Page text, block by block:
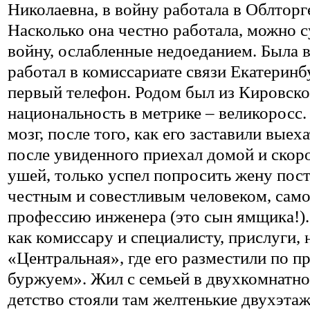
Николаевна, в войну работала в
Насколько она честно работала, можно
войну, ослабленные недоеданием.
работал в комиссариате связи
первый телефон. Родом был из
национальность в метрике –
мозг, после того, как его заставили
после увиденного приехал домой и
ушей, только успел попросить жену
честным и совестливым человеком,
профессию инженера (это сын
как комиссару и специалисту,
«Центральная», где его разместили
буржуем». Жил с семьей в
детство стояли там желтенькие